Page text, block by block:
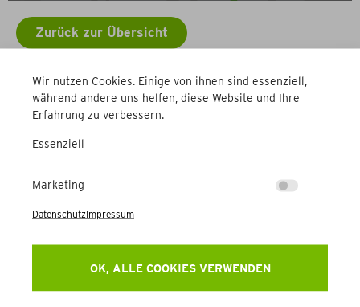
Wir nutzen Cookies. Einige von ihnen sind essenziell,
während andere uns helfen, diese Website und Ihre
Erfahrung zu verbessern.
Essenziell
Marketing
OK, ALLE COOKIES VERWENDEN
DatenschutzImpressum
Zurück zur Übersicht
Weitere Betriebe
Newsletter
Erhalten Sie Aktuelles, Events & mehr direkt in Ihr